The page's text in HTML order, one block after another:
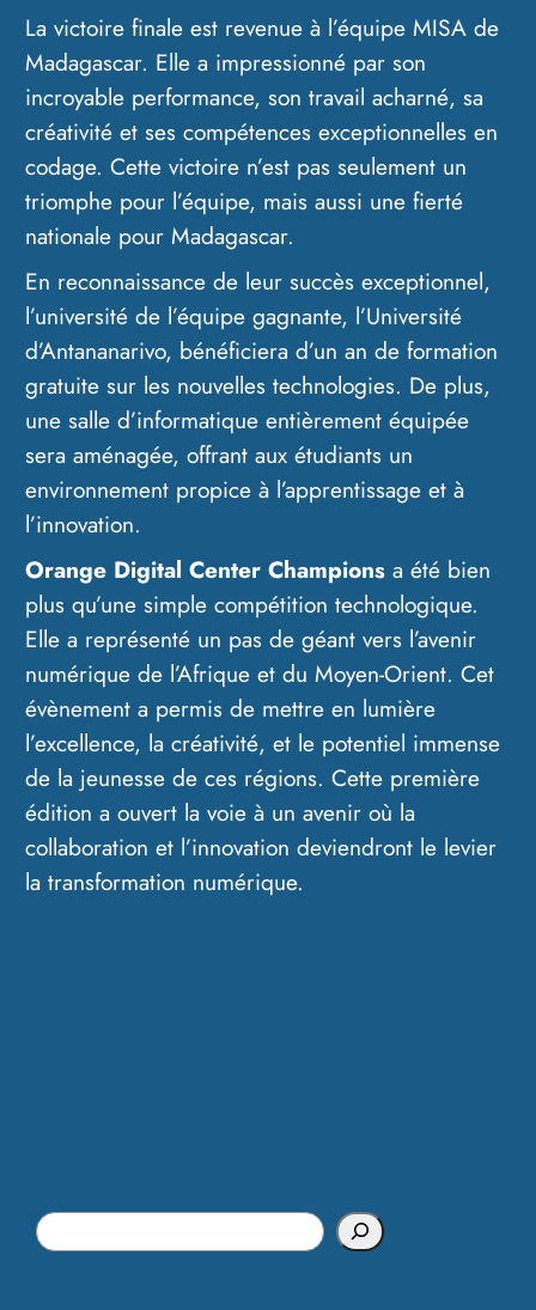
La victoire finale est revenue à l’équipe MISA de
Madagascar. Elle a impressionné par son
incroyable performance, son travail acharné, sa
créativité et ses compétences exceptionnelles en
codage. Cette victoire n’est pas seulement un
triomphe pour l’équipe, mais aussi une fierté
nationale pour Madagascar.
En reconnaissance de leur succès exceptionnel,
l’université de l’équipe gagnante, l’Université
d’Antananarivo, bénéficiera d’un an de formation
gratuite sur les nouvelles technologies. De plus,
une salle d’informatique entièrement équipée
sera aménagée, offrant aux étudiants un
environnement propice à l’apprentissage et à
l’innovation.
Orange Digital Center Championsa été bien
plus qu’une simple compétition technologique.
Elle a représenté un pas de géant vers l’avenir
numérique de l’Afrique et du Moyen-Orient. Cet
évènement a permis de mettre en lumière
l’excellence, la créativité, et le potentiel immense
de la jeunesse de ces régions. Cette première
édition a ouvert la voie à un avenir où la
collaboration et l’innovation deviendront le levier
la transformation numérique.
S
e